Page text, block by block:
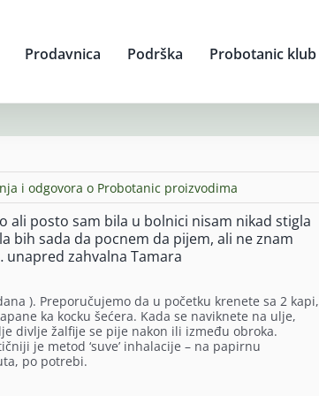
Prodavnica Podrška Probotanic klub
i odgovora o Probotanic proizvodima
ali posto sam bila u bolnici nisam nikad stigla
bih sada da pocnem da pijem, ali ne znam
zahvalna Tamara
). Preporučujemo da u početku krenete sa 2 kapi,
ka kocku šećera. Kada se naviknete na ulje,
divlje žalfije se pije nakon ili između obroka.
je metod ‘suve’ inhalacije – na papirnu
po potrebi.